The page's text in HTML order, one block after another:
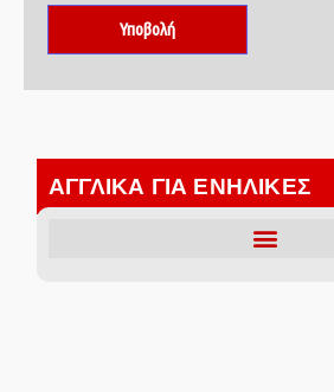
ΑΓΓΛΙΚΑ ΓΙΑ ΕΝΗΛΙΚΕΣ